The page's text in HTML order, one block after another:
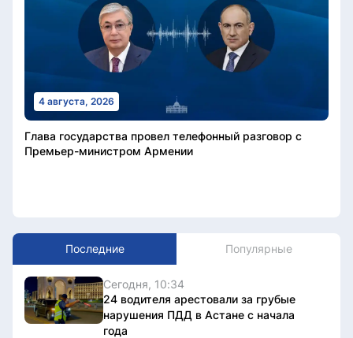
4 августа, 2026
Глава государства провел телефонный разговор с
Премьер-министром Армении
Последние Популярные
Сегодня, 10:34
24 водителя арестовали за грубые
нарушения ПДД в Астане с начала
года